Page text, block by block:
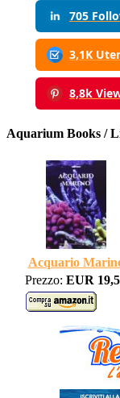
705
3,1K
8,8k
Aquarium Books /
Acquario
Prezzo: EUR